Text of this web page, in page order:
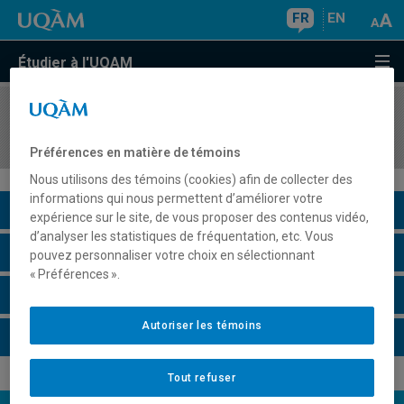
FR EN
Étudier à l'UQAM
COURS//
Description du cours
Horaire - Été 2026
Préférences en matière de témoins
Nous utilisons des témoins (cookies) afin de collecter des
informations qui nous permettent d’améliorer votre
expérience sur le site, de vous proposer des contenus vidéo,
d’analyser les statistiques de fréquentation, etc. Vous
pouvez personnaliser votre choix en sélectionnant
« Préférences ».
Tout refuser
Autoriser les témoins